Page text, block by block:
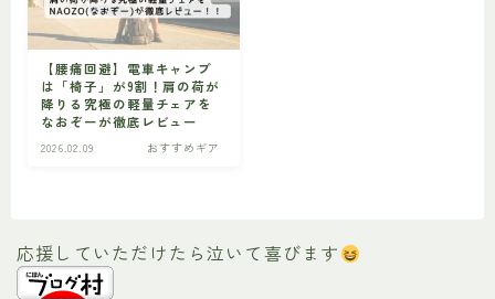
お得情報
楽天お得情報
ビギナー 初心者の方へ
【腰痛回避】電車キャンプ
は「椅子」が9割！肩の荷が
降りる究極の軽量チェアを
なおぞーが徹底レビュー
2026.02.09 おすすめギア
応援していただけたら泣いて喜びます